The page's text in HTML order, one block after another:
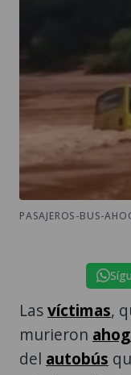
PASAJEROS-BUS-
Lasvíctimas,
murieron
del autobús